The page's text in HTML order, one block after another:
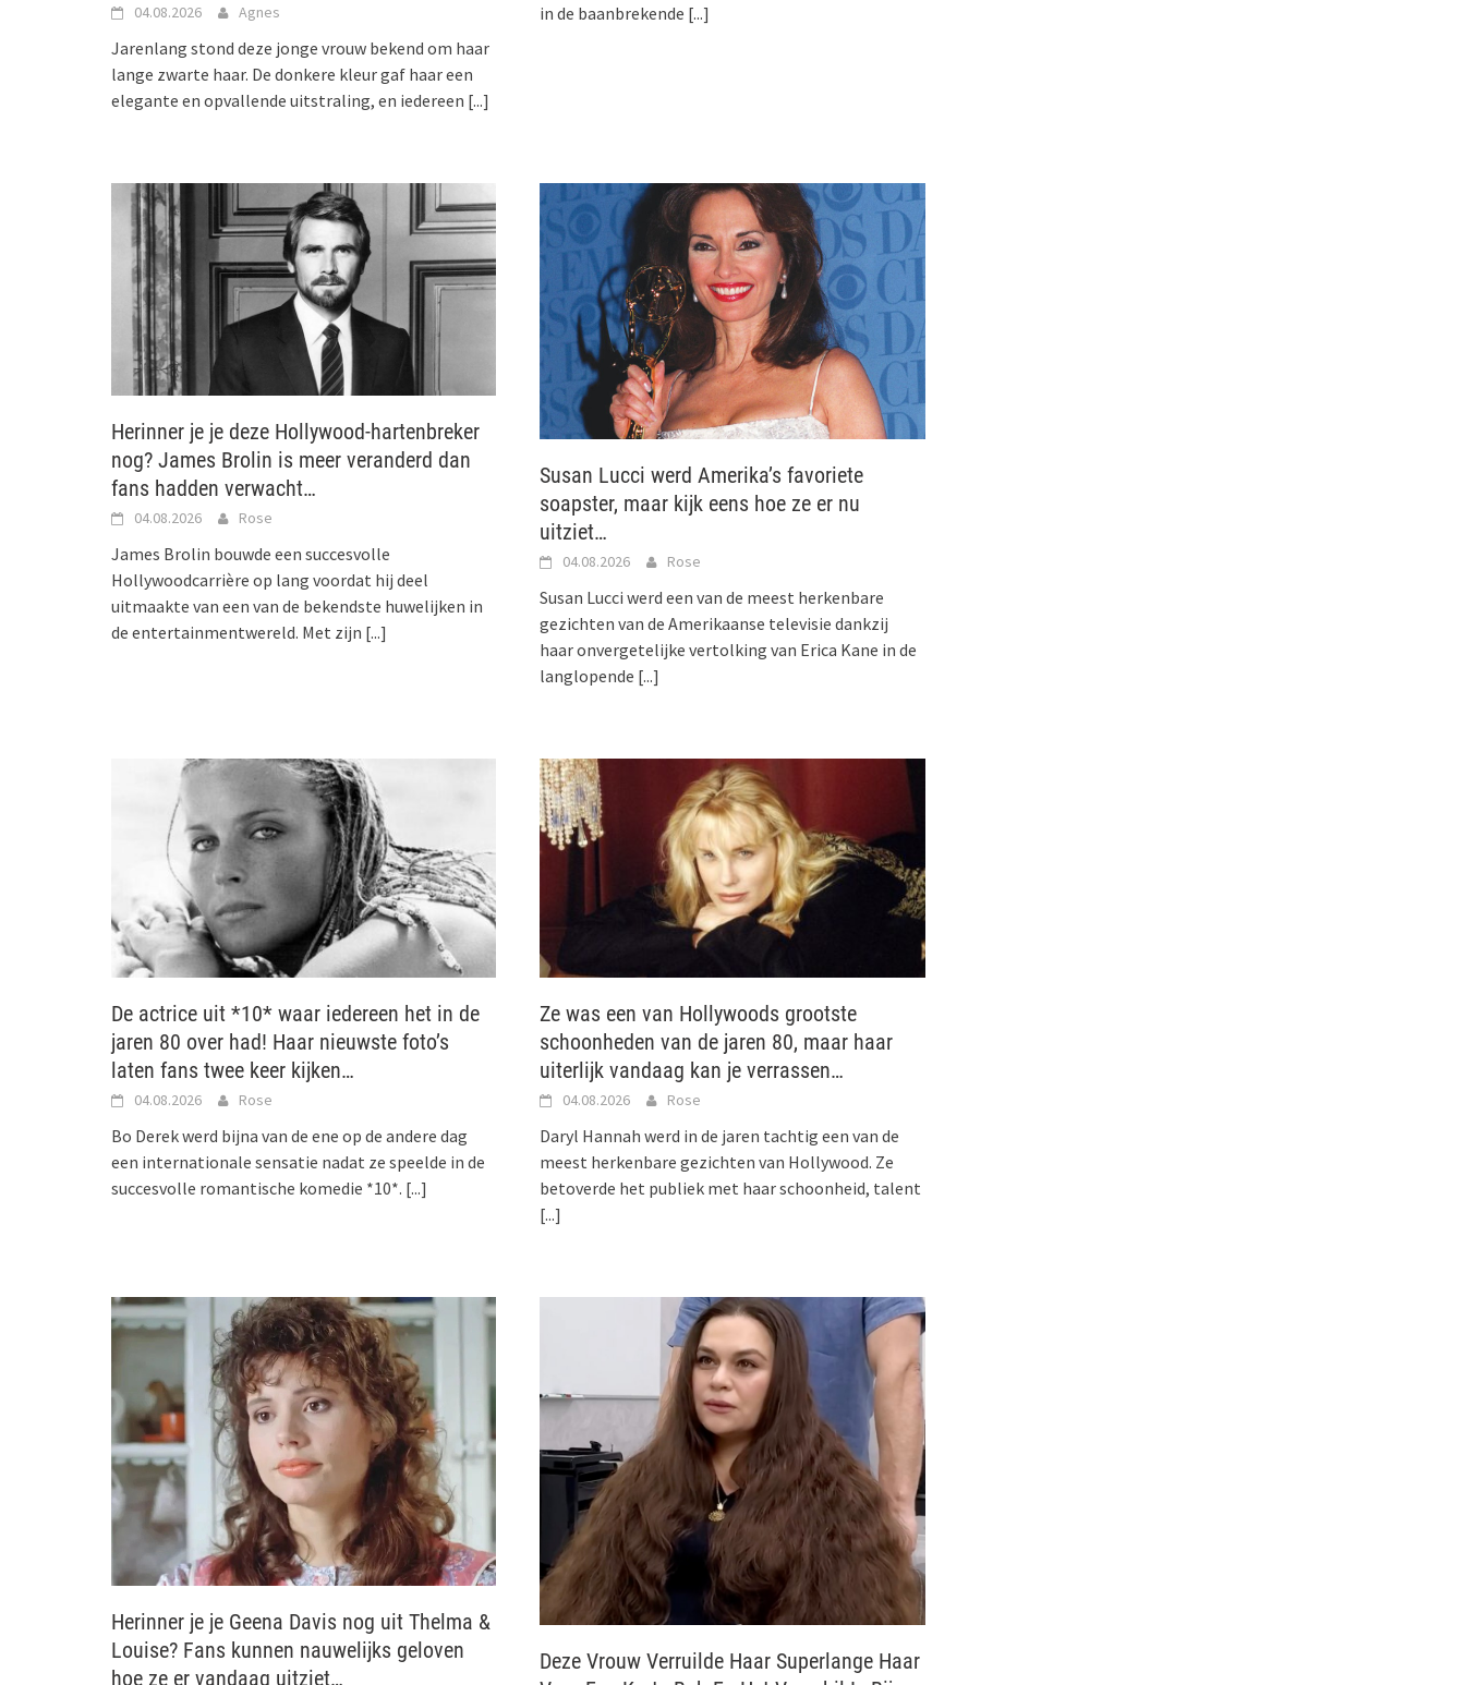
04.08.2026 Agnes
Jarenlang stond deze jonge vrouw bekend om haar
lange zwarte haar. De donkere kleur gaf haar een
elegante en opvallende uitstraling, en iedereen [...]
in de baanbrekende [...]
Herinner je je deze Hollywood-hartenbreker
nog? James Brolin is meer veranderd dan
fans hadden verwacht…
04.08.2026 Rose
James Brolin bouwde een succesvolle
Hollywoodcarrière op lang voordat hij deel
uitmaakte van een van de bekendste huwelijken in
de entertainmentwereld. Met zijn [...]
Susan Lucci werd Amerika’s favoriete
soapster, maar kijk eens hoe ze er nu
uitziet…
04.08.2026 Rose
Susan Lucci werd een van de meest herkenbare
gezichten van de Amerikaanse televisie dankzij
haar onvergetelijke vertolking van Erica Kane in de
langlopende [...]
De actrice uit *10* waar iedereen het in de
jaren 80 over had! Haar nieuwste foto’s
laten fans twee keer kijken…
04.08.2026 Rose
Bo Derek werd bijna van de ene op de andere dag
een internationale sensatie nadat ze speelde in de
succesvolle romantische komedie *10*. [...]
Ze was een van Hollywoods grootste
schoonheden van de jaren 80, maar haar
uiterlijk vandaag kan je verrassen…
04.08.2026 Rose
Daryl Hannah werd in de jaren tachtig een van de
meest herkenbare gezichten van Hollywood. Ze
betoverde het publiek met haar schoonheid, talent
[...]
Herinner je je Geena Davis nog uit Thelma &
Louise? Fans kunnen nauwelijks geloven
hoe ze er vandaag uitziet…
Deze Vrouw Verruilde Haar Superlange Haar